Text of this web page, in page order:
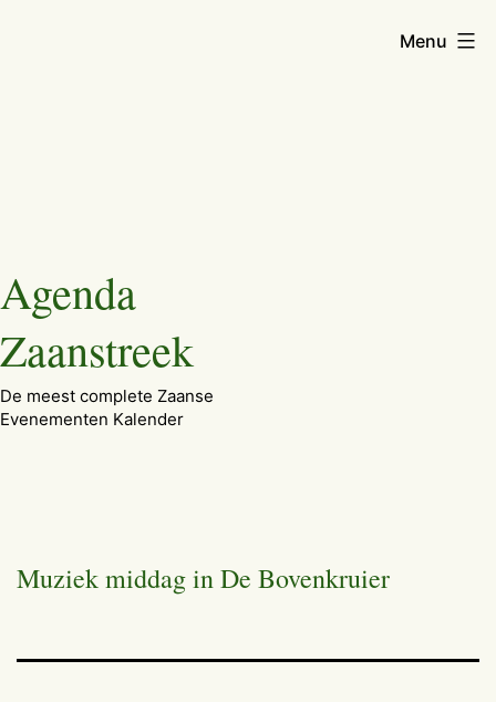
naar
de
inhoud
Agenda
Zaanstreek
De meest complete Zaanse
Evenementen Kalender
Menu
Muziek middag in De Bovenkruier